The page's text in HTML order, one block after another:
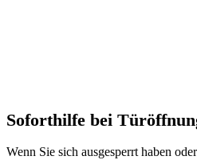
Soforthilfe bei
Wenn Sie sich ausgesperrt haben